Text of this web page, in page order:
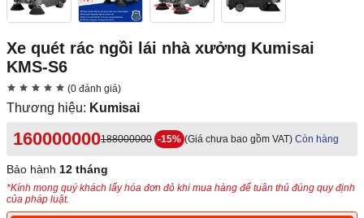
Xe quét rác ngồi lái nhà xưởng Kumisai
KMS-S6
(0 đánh giá)
Thương hiệu: Kumisai
160000000188000000 -15% (Giá chưa bao gồm VAT) Còn hàng
Bảo hành 12 tháng
*Kính mong quý khách lấy hóa đơn đỏ khi mua hàng để tuân thủ đúng quy định
của pháp luật.